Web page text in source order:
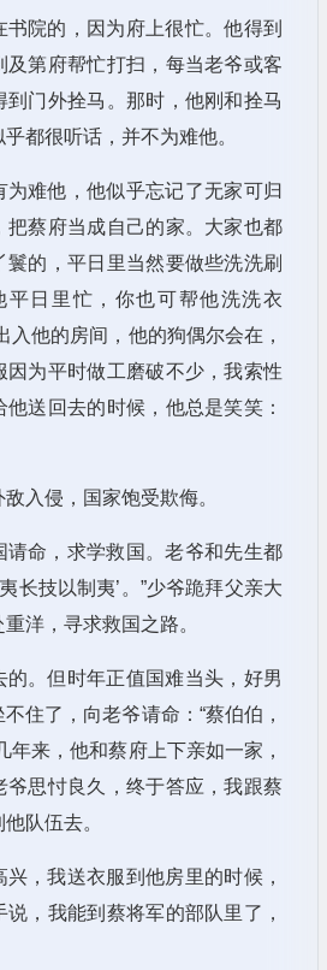
书院的，因为府上很忙。他得到
及第府帮忙打扫，每当老爷或客
到门外拴马。那时，他刚和拴马
都很听话，并不为难他。
为难他，他似乎忘记了无家可归
把蔡府当成自己的家。大家也都
鬟的，平日里当然要做些洗洗刷
平日里忙，你也可帮他洗洗衣
入他的房间，他的狗偶尔会在，
因为平时做工磨破不少，我索性
送回去的时候，他总是笑笑：
入侵，国家饱受欺侮。
请命，求学救国。老爷和先生都
长技以制夷’。”少爷跪拜父亲大
洋，寻求救国之路。
的。但时年正值国难当头，好男
住了，向老爷请命：“蔡伯伯，
年来，他和蔡府上下亲如一家，
爷思忖良久，终于答应，我跟蔡
队伍去。
，我送衣服到他房里的时候，
，我能到蔡将军的部队里了，